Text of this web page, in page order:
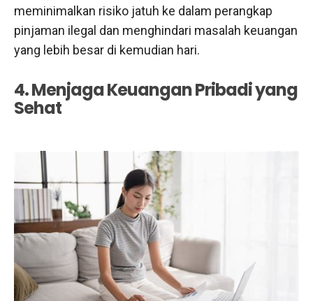
meminimalkan risiko jatuh ke dalam perangkap
pinjaman ilegal dan menghindari masalah keuangan
yang lebih besar di kemudian hari.
4. Menjaga Keuangan Pribadi yang
Sehat